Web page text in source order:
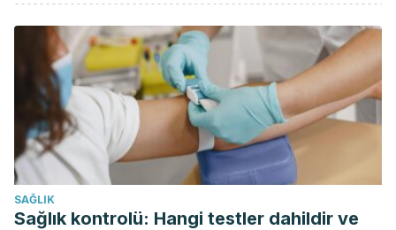
SAĞLIK
Sağlık kontrolü: Hangi testler dahildir ve